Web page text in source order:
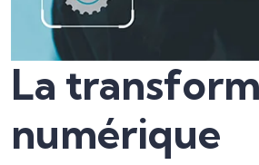
La
numérique